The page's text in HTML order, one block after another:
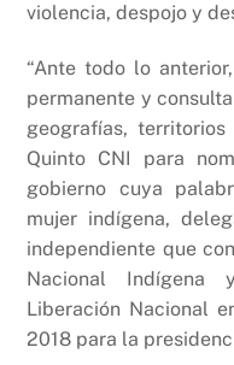
violencia, despojo y
“Ante todo lo
permanente y
geografías,
Quinto CNI para
gobierno cuya
mujer indígena,
independiente que
Nacional
Liberación Nacional
2018 para la